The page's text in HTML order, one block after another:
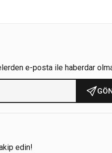
e-posta ile haberdar
edin!